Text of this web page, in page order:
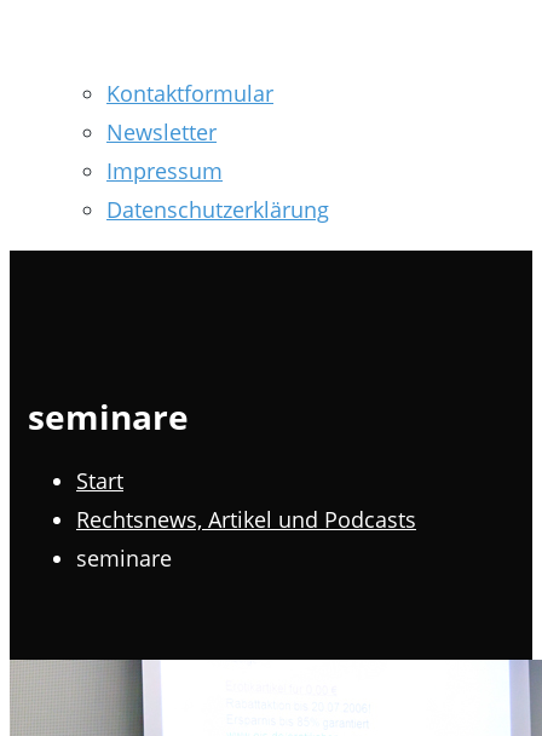
Kontaktformular
Newsletter
Impressum
Datenschutzerklärung
seminare
Start
Rechtsnews, Artikel und Podcasts
seminare